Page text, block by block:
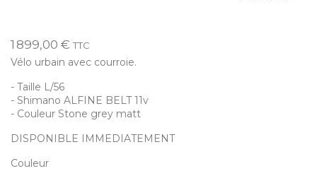
1 899,00 € TTC
Vélo urbain avec courroie.
- Taille L/56
- Shimano ALFINE BELT 11v
- Couleur Stone grey matt
DISPONIBLE IMMEDIATEMENT
Couleur